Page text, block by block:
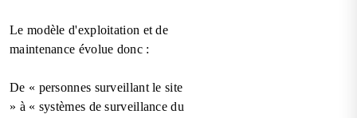
Le modèle d'exploitation et de
maintenance évolue donc :
De « personnes surveillant le site
» à « systèmes de surveillance du